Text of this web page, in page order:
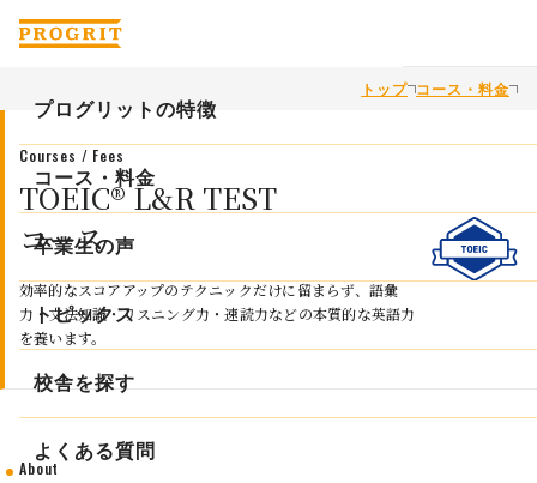
プログリットの特徴
プログリットが英語力を上げられる理由
徹底的な英語コーチングで学習の課題を解決
科学的な学習メソッドで最適な学習を提供
緻密な「計画と実績管理」で学習時間を最大化
英会話の５ステップ
コース・料金
コース・料金
ビジネス英会話コース
初級者コース
TOEIC®L&R TESTコース
TOEFL iBT®TEST / IELTSコース
卒業生の声
トピックス
校舎を探す
よくある質問
トップ コース・料金
Courses / Fees
TOEIC® L&R TEST
コース
効率的なスコアアップのテクニックだけに留まらず、 語彙
力・文法知識・リスニング力・速読力などの本質的な英語力
を養います。
About